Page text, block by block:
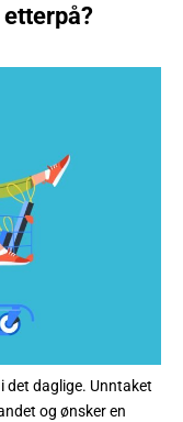
det daglige. Unntaket
og ønsker en